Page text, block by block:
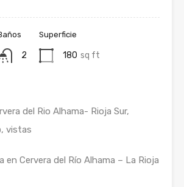
2
Superficie
180 sq ft
del Rio Alhama- Rioja Sur,
vistas
en Cervera del Río Alhama – La Rioja